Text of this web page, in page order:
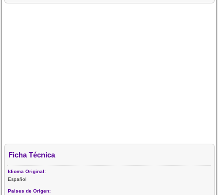
Ficha Técnica
Idioma Original:
Español
Paises de Origen: